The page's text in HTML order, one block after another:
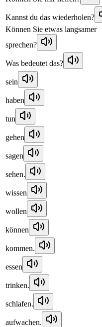
Kannst du das wiederholen?
Können Sie etwas langsamer
sprechen?
Was bedeutet das?
sein
haben
tun
gehen
sagen
sehen.
wissen
wollen
können
kommen.
essen
trinken.
schlafen.
aufwachen.